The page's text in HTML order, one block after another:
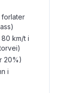
km/t i
20%)
i